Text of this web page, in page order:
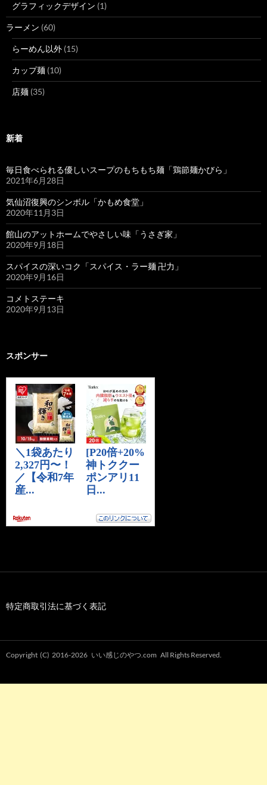
グラフィックデザイン (1)
ラーメン (60)
らーめん以外 (15)
カップ麺 (10)
店麺 (35)
新着
毎日食べられる優しいスープのもちもち麺「鶏節麺かびら」
2021年6月28日
気仙沼復興のシンボル「かもめ食堂」
2020年11月3日
館山のアットホームでやさしい味「うさぎ家」
2020年9月18日
スパイスの深いコク「スパイス・ラー麺 卍力」
2020年9月16日
コメトステーキ
2020年9月13日
スポンサー
特定商取引法に基づく表記
Copyright (C) 2016-2026 いい感じのやつ.com All Rights Reserved.